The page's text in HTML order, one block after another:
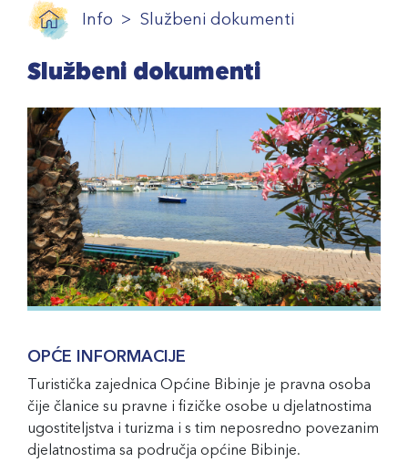
Info Službeni dokumenti
Službeni dokumenti
OPĆE INFORMACIJE
Turistička zajednica Općine Bibinje je pravna osoba
čije članice su pravne i fizičke osobe u djelatnostima
ugostiteljstva i turizma i s tim neposredno povezanim
djelatnostima sa područja općine Bibinje.